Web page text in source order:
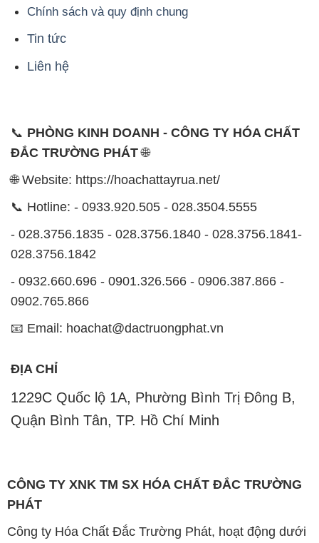
Chính sách và quy định chung
Tin tức
Liên hệ
📞 PHÒNG KINH DOANH - CÔNG TY HÓA CHẤT
ĐẮC TRƯỜNG PHÁT🌐
🌐 Website: https://hoachattayrua.net/
📞 Hotline: - 0933.920.505 - 028.3504.5555
- 028.3756.1835 - 028.3756.1840 - 028.3756.1841-
028.3756.1842
- 0932.660.696 - 0901.326.566 - 0906.387.866 -
0902.765.866
📧 Email: hoachat@dactruongphat.vn
ĐỊA CHỈ
1229C Quốc lộ 1A, Phường Bình Trị Đông B,
Quận Bình Tân, TP. Hồ Chí Minh
CÔNG TY XNK TM SX HÓA CHẤT ĐẮC TRƯỜNG
PHÁT
Công ty Hóa Chất Đắc Trường Phát, hoạt động dưới